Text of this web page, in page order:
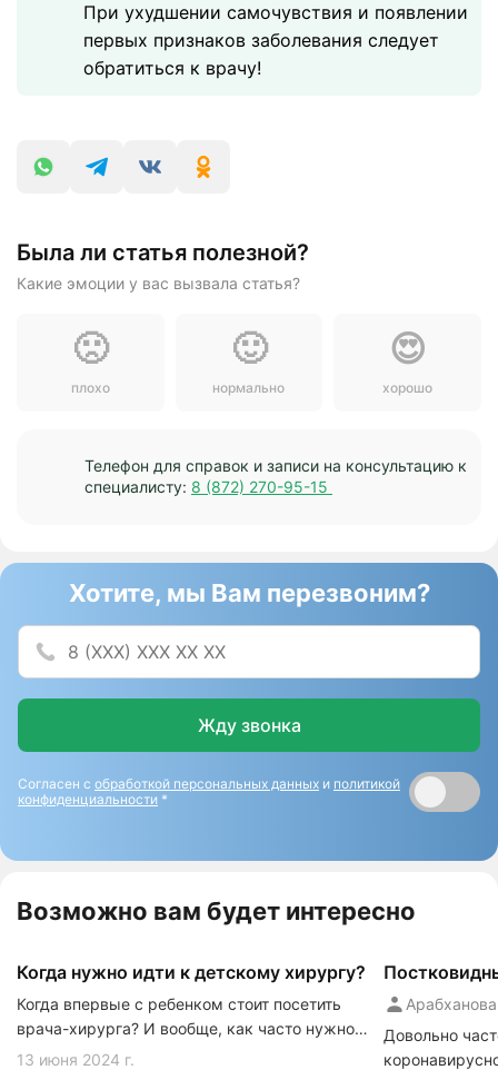
При ухудшении самочувствия и появлении
первых признаков заболевания следует
обратиться к врачу!
Была ли статья полезной?
Какие эмоции у вас вызвала статья?
🙁
плохо
🙂
нормально
😍
хорошо
Телефон для справок и записи на консультацию к
специалисту: 8 (872) 270-95-15
Хотите, мы Вам перезвоним?
Жду звонка
Согласен с обработкой персональных данных и политикой
конфиденциальности *
Возможно вам будет интересно
Когда нужно идти к детскому хирургу?
Когда впервые с ребенком стоит посетить
врача-хирурга? И вообще, как часто нужно
обращаться к врачу-хирургу?
13 июня 2024 г.
Довольно